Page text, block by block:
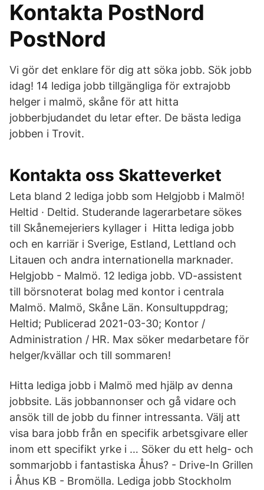
Kontakta PostNord
PostNord
Vi gör det enklare för dig att söka jobb. Sök jobb
idag! 14 lediga jobb tillgängliga för extrajobb
helger i malmö, skåne för att hitta
jobberbjudandet du letar efter. De bästa lediga
jobben i Trovit.
Kontakta oss Skatteverket
Leta bland 2 lediga jobb som Helgjobb i Malmö!
Heltid · Deltid. Studerande lagerarbetare sökes
till Skånemejeriers kyllager i Hitta lediga jobb
och en karriär i Sverige, Estland, Lettland och
Litauen och andra internationella marknader.
Helgjobb - Malmö. 12 lediga jobb. VD-assistent
till börsnoterat bolag med kontor i centrala
Malmö. Malmö, Skåne Län. Konsultuppdrag;
Heltid; Publicerad 2021-03-30; Kontor /
Administration / HR. Max söker medarbetare för
helger/kvällar och till sommaren!
Hitta lediga jobb i Malmö med hjälp av denna
jobbsite. Läs jobbannonser och gå vidare och
ansök till de jobb du finner intressanta. Välj att
visa bara jobb från en specifik arbetsgivare eller
inom ett specifikt yrke i … Söker du ett helg- och
sommarjobb i fantastiska Åhus? - Drive-In Grillen
i Åhus KB - Bromölla. Lediga jobb Stockholm